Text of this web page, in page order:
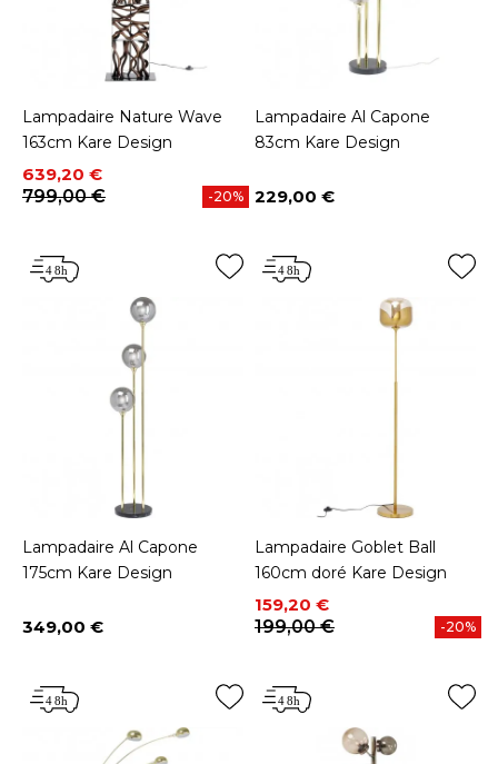
Lampadaire Nature Wave
163cm Kare Design
Prix
639,20 €
Prix de base
799,00 €
-20%
Lampadaire Al Capone
83cm Kare Design
Prix
229,00 €
Lampadaire Al Capone
175cm Kare Design
Prix
349,00 €
Lampadaire Goblet Ball
160cm doré Kare Design
Prix
159,20 €
Prix de base
199,00 €
-20%